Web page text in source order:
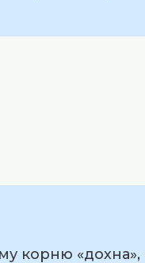
корню «дохна»,